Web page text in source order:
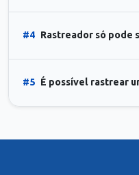
#4 Rastreador só pode
#5 É possível rastrear